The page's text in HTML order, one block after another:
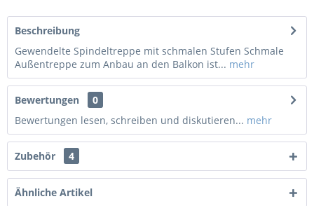
Beschreibung
Gewendelte Spindeltreppe mit schmalen Stufen Schmale
Außentreppe zum Anbau an den Balkon ist... mehr
Bewertungen
0
Bewertungen lesen, schreiben und diskutieren... mehr
Zubehör 4
Ähnliche Artikel